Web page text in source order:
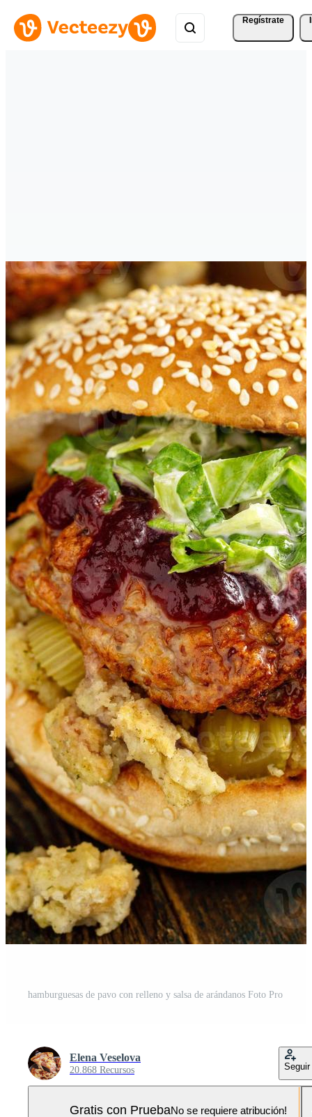
Regístrate
hamburguesas de pavo con relleno y salsa de arándanos Foto Pro
Elena Veselova
20.868 Recursos Seguir
Gratis con PruebaNo se requiere atribución!